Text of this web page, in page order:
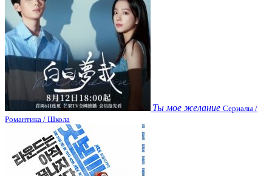
Ты мое желание Сериалы /
Романтика / Школа